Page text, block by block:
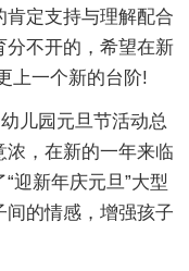
定支持与理解配合
分不开的，希望在新
上一个新的台阶!
浓，在新的一年来临
迎新年庆元旦”大型
间的情感，增强孩子
幼儿园元旦节活动总